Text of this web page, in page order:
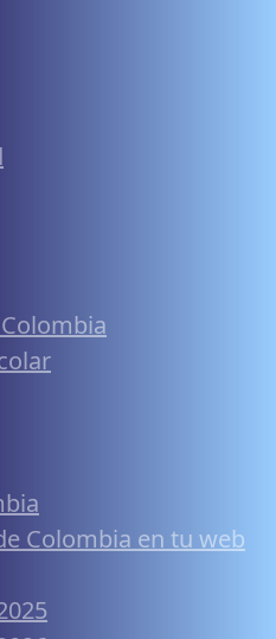
Colombia en tu web